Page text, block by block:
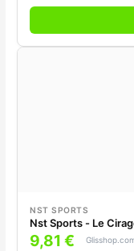
NST SPORTS
Nst Sports
9,81 €